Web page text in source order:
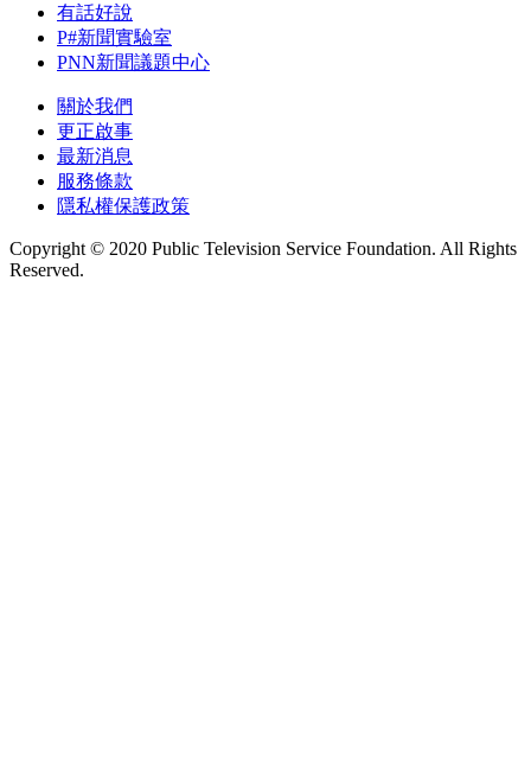
有話好說
P#新聞實驗室
PNN新聞議題中心
關於我們
更正啟事
最新消息
服務條款
隱私權保護政策
Copyright © 2020 Public Television Service Foundation. All Rights
Reserved.